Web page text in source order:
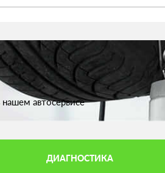
автосервисе
ДИАГНОСТИКА